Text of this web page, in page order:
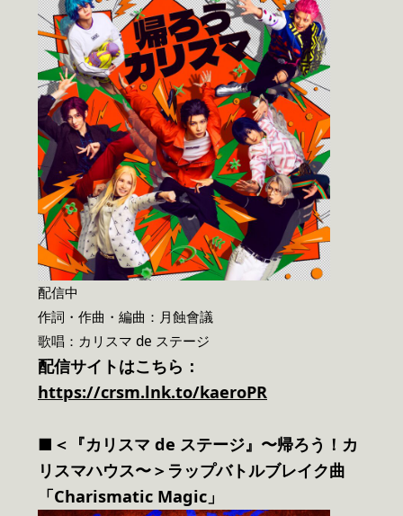
配信中
作詞・作曲・編曲：月蝕會議
歌唱：カリスマ de ステージ
配信サイトはこちら：
https://crsm.lnk.to/kaeroPR
■＜『カリスマ de ステージ』〜帰ろう！カ
リスマハウス〜＞ラップバトルブレイク曲
「Charismatic Magic」